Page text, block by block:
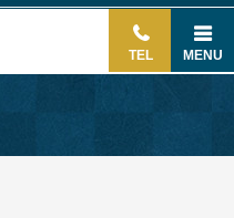
TEL MENU